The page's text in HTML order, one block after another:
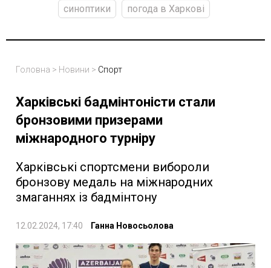
синоптики
погода в Харкові
Головна > Новини > Спорт
Харківські бадмінтоністи стали
бронзовими призерами
міжнародного турніру
Харківські спортсмени вибороли
бронзову медаль на міжнародних
змаганнях із бадмінтону
12.02.2024, 17:40 Ганна Новосьолова